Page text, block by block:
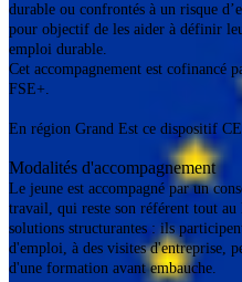
durable ou confrontés à un risque
pour objectif de les aider à définir
emploi durable.
Cet accompagnement est cofinancé
FSE+.
En région Grand Est ce dispositif
Modalités d'accompagnement
Le jeune est accompagné par un
travail, qui reste son référent tout
solutions structurantes : ils
d'emploi, à des visites d'entreprise,
d'une formation avant embauche.